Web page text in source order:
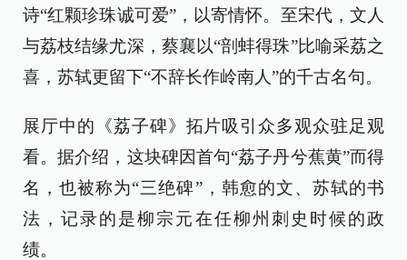
诗“红颗珍珠诚可爱”，以寄情怀。至宋代，文人
与荔枝结缘尤深，蔡襄以“剖蚌得珠”比喻采荔之
喜，苏轼更留下“不辞长作岭南人”的千古名句。
展厅中的《荔子碑》拓片吸引众多观众驻足观
看。据介绍，这块碑因首句“荔子丹兮蕉黄”而得
名，也被称为“三绝碑”，韩愈的文、苏轼的书
法，记录的是柳宗元在任柳州刺史时候的政
绩。